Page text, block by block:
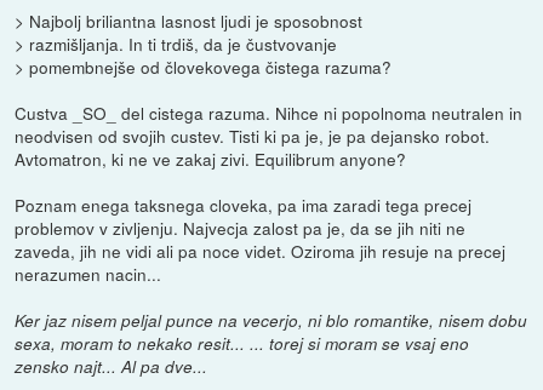
> Najbolj briliantna lasnost ljudi je sposobnost
> razmišljanja. In ti trdiš, da je čustvovanje
> pomembnejše od človekovega čistega razuma?
Custva _SO_ del cistega razuma. Nihce ni popolnoma neutralen in
neodvisen od svojih custev. Tisti ki pa je, je pa dejansko robot.
Avtomatron, ki ne ve zakaj zivi. Equilibrum anyone?
Poznam enega taksnega cloveka, pa ima zaradi tega precej
problemov v zivljenju. Najvecja zalost pa je, da se jih niti ne
zaveda, jih ne vidi ali pa noce videt. Oziroma jih resuje na precej
nerazumen nacin...
Ker jaz nisem peljal punce na vecerjo, ni blo romantike, nisem dobu
sexa, moram to nekako resit... ... torej si moram se vsaj eno
zensko najt... Al pa dve...